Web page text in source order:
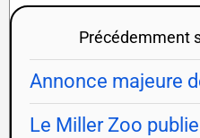
Précédemment
Annonce majeure
Le Miller Zoo